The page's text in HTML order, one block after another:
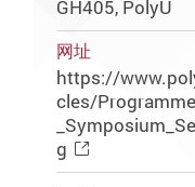
GH405, PolyU
网址
https://
cles/
g